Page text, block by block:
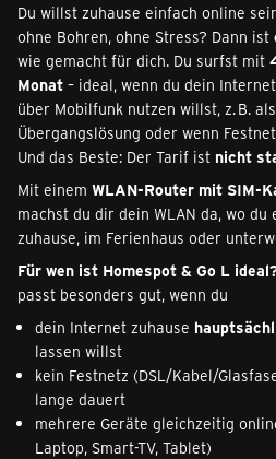
Du willst zuhause einfach online
ohne Bohren, ohne Stress? Dann ist
wie gemacht für dich. Du surfst mit
Monat – ideal, wenn du dein
über Mobilfunk nutzen willst, z. B. als
Übergangslösung oder wenn
Und das Beste: Der Tarif ist nicht
Mit einem WLAN-Router mit SIM-
machst du dir dein WLAN da, wo du
zuhause, im Ferienhaus oder
Für wen ist Homespot & Go L
passt besonders gut, wenn du
dein Internet zuhause
lassen willst
kein Festnetz (DSL/Kabel/
lange dauert
mehrere Geräte gleichzeitig
Laptop, Smart-TV, Tablet)